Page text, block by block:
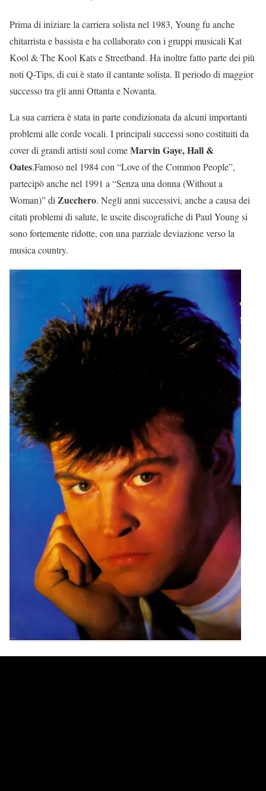
Prima di iniziare la carriera solista nel 1983, Young fu anche
chitarrista e bassista e ha collaborato con i gruppi musicali Kat
Kool & The Kool Kats e Streetband. Ha inoltre fatto parte dei più
noti Q-Tips, di cui è stato il cantante solista. Il periodo di maggior
successo tra gli anni Ottanta e Novanta.
La sua carriera è stata in parte condizionata da alcuni importanti
problemi alle corde vocali. I principali successi sono costituiti da
cover di grandi artisti soul comeMarvin Gaye, Hall &
Oates.Famoso nel 1984 con “Love of the Common People”,
partecipò anche nel 1991 a “Senza una donna (Without a
Woman)” diZucchero. Negli anni successivi, anche a causa dei
citati problemi di salute, le uscite discografiche di Paul Young si
sono fortemente ridotte, con una parziale deviazione verso la
musica country.